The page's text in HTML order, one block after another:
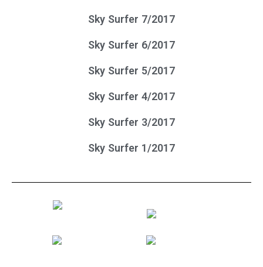
Sky Surfer 7/2017
Sky Surfer 6/2017
Sky Surfer 5/2017
Sky Surfer 4/2017
Sky Surfer 3/2017
Sky Surfer 1/2017